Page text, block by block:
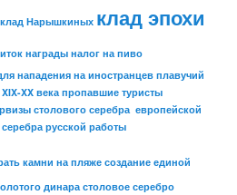
клад Нарышкиных клад эпохи
награды налог на пиво
нападения на иностранцев плавучий
XX века пропавшие туристы
столового серебра европейской
русской работы
камни на пляже создание единой
динара столовое серебро